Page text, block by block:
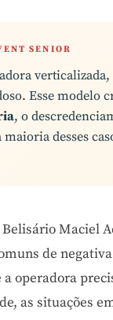
SENIOR
Esse modelo
, o
desses
Maciel
de
operadora
as situações